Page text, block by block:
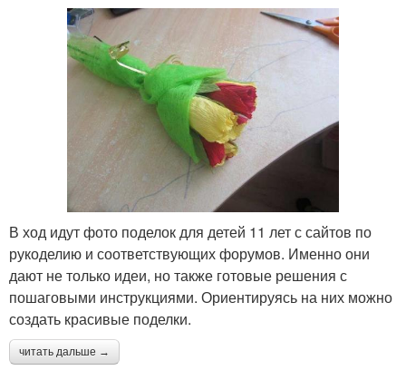
В ход идут фото поделок для детей 11 лет с сайтов по
рукоделию и соответствующих форумов. Именно они
дают не только идеи, но также готовые решения с
пошаговыми инструкциями. Ориентируясь на них можно
создать красивые поделки.
читать дальше →